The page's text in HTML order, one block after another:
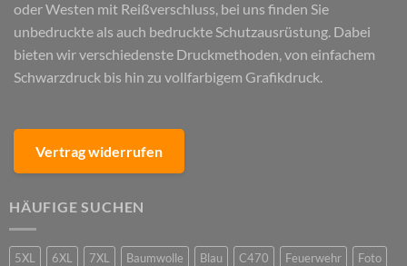
oder Westen mit Reißverschluss, bei uns finden Sie
unbedruckte als auch bedruckte Schutzausrüstung. Dabei
bieten wir verschiedenste Druckmethoden, von einfachem
Schwarzdruck bis hin zu vollfarbigem Grafikdruck.
Vertrag widerrufen
HÄUFIGE SUCHEN
5XL 6XL 7XL Baumwolle Blau C470 Feuerwehr
Foto